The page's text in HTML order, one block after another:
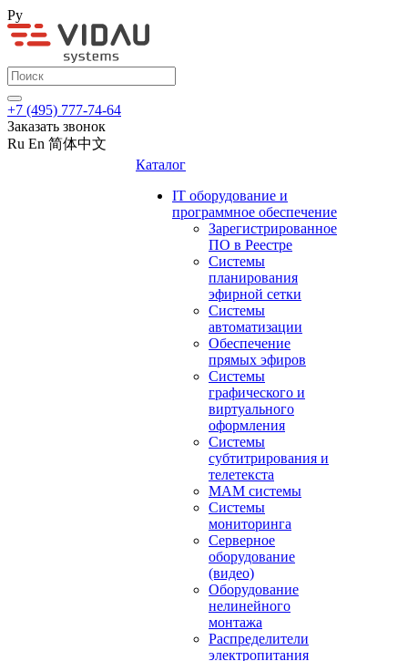
Ру
+7 (495) 777-74-64
Заказать звонок
Ru En 简体中文
Каталог
IT оборудование и
программное обеспечение
Зарегистрированное
ПО в Реестре
Системы
планирования
эфирной сетки
Системы
автоматизации
Обеспечение
прямых эфиров
Системы
графического и
виртуального
оформления
Системы
субтитрирования и
телетекста
MAM системы
Системы
мониторинга
Серверное
оборудование
(видео)
Оборудование
нелинейного
монтажа
Распределители
электропитания